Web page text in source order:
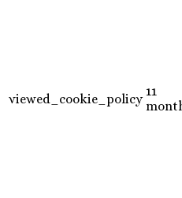
viewed_cookie_policy
11